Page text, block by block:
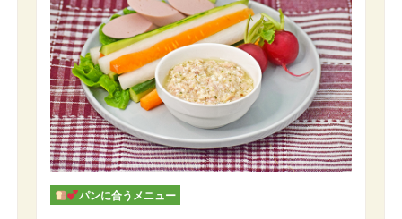
パンに合うメニュー